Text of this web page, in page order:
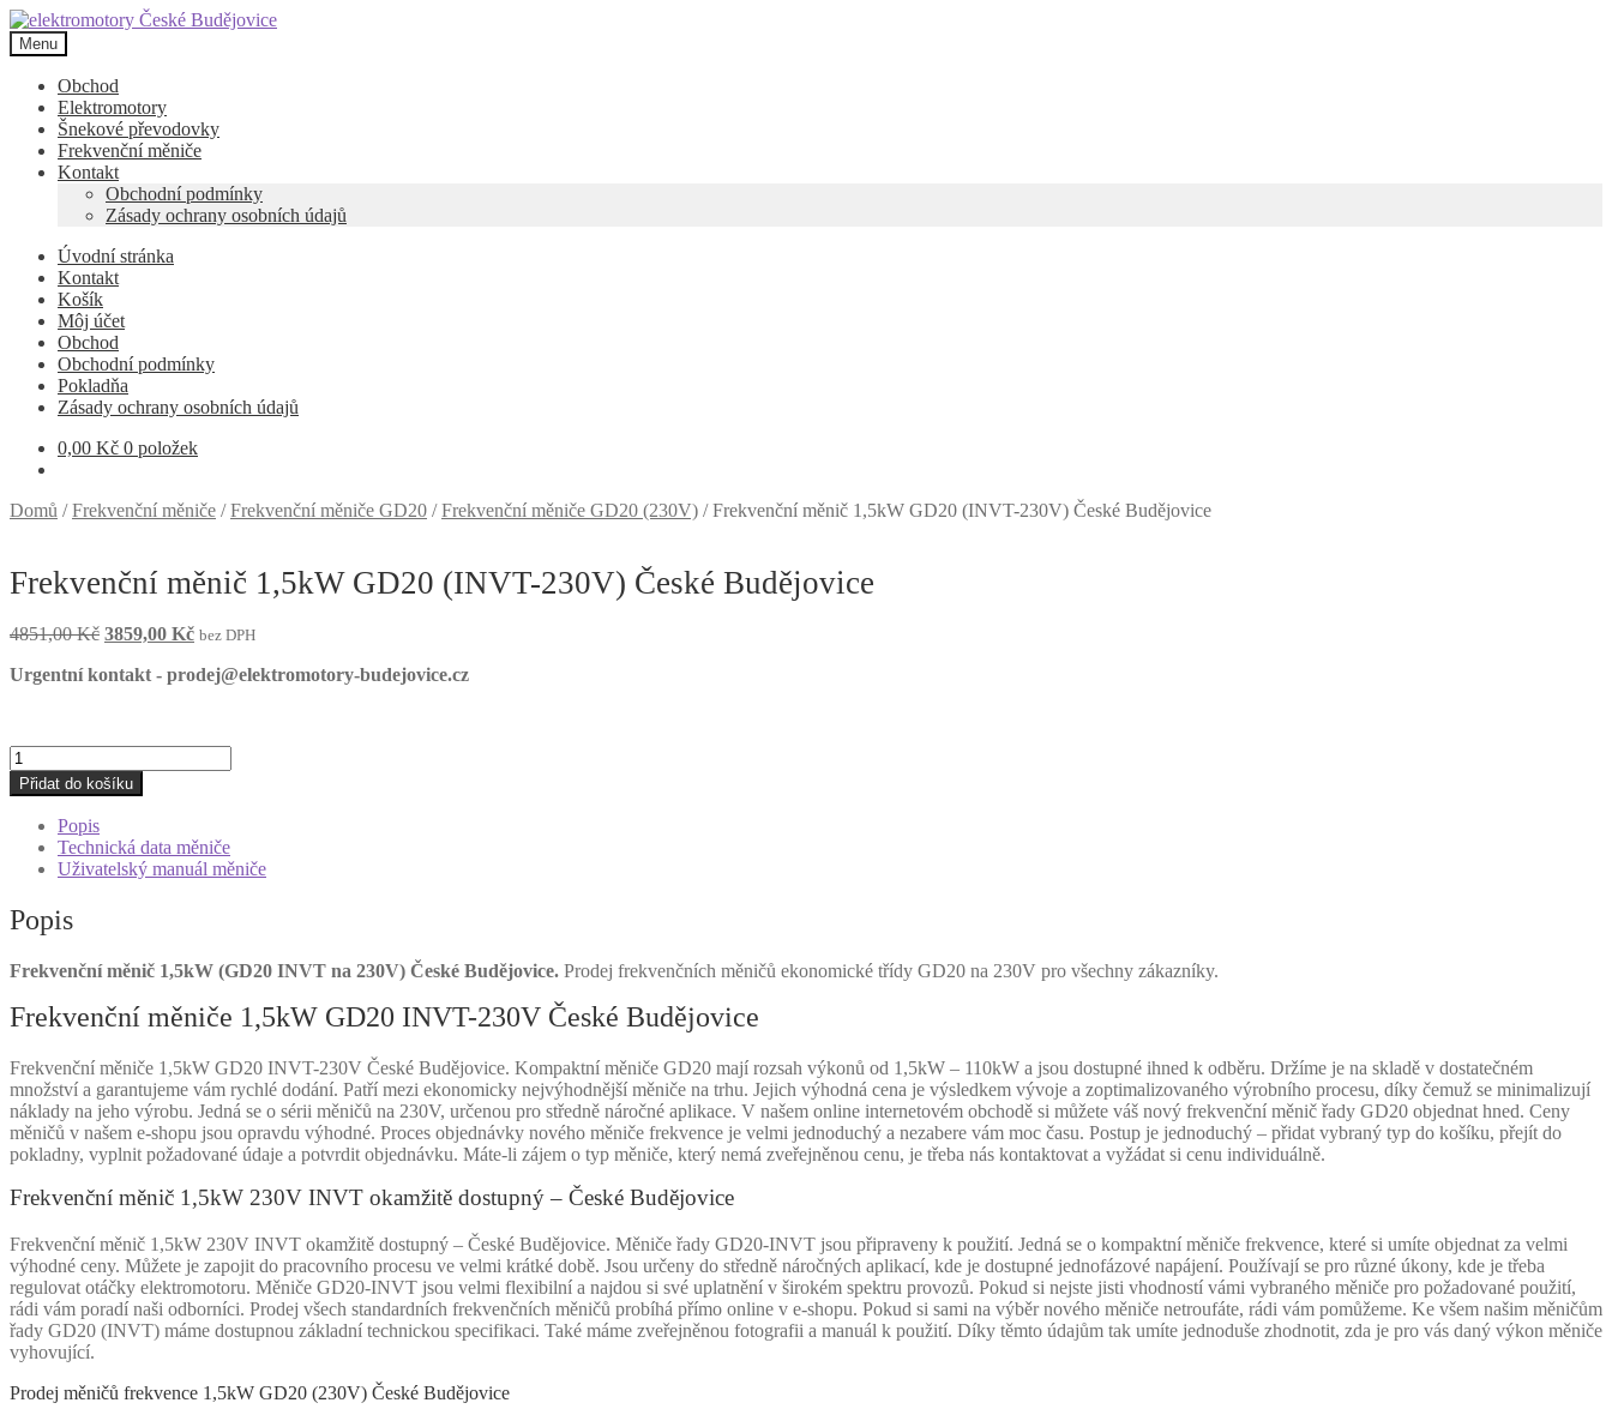
Přeskočit
na
navigaci
Přejít
k
obsahu
webu
Menu
Obchod
Elektromotory
Šnekové převodovky
Frekvenční měniče
Kontakt
Obchodní podmínky
Zásady ochrany osobních údajů
Úvodní stránka
Kontakt
Košík
Môj účet
Obchod
Obchodní podmínky
Pokladňa
Zásady ochrany osobních údajů
0,00 Kč 0 položek
Domů /Frekvenční měniče /Frekvenční měniče GD20 /Frekvenční měniče GD20 (230V) /Frekvenční měnič 1,5kW GD20 (INVT-230V) České Budějovice
Frekvenční měnič 1,5kW GD20 (INVT-230V) České Budějovice
4851,00Kč Původní
byla:
3859,00 KčAktuální
je:
bez DPH
Urgentní kontakt - prodej@elektromotory-budejovice.cz
Frekvenční
měnič
1,5kW
GD20
(INVT-
230V)
Budějovice
množství
Přidat do košíku
Popis
Technická data měniče
Uživatelský manuál měniče
Popis
Frekvenční měnič 1,5kW (GD20 INVT na 230V) České Budějovice. Prodej frekvenčních měničů ekonomické třídy GD20 na 230V pro všechny zákazníky.
Frekvenční měniče 1,5kW GD20 INVT-230V České Budějovice
Frekvenční měniče 1,5kW GD20 INVT-230V České Budějovice. Kompaktní měniče GD20 mají rozsah výkonů od 1,5kW – 110kW a jsou dostupné ihned k odběru. Držíme je na skladě v dostatečném
množství a garantujeme vám rychlé dodání. Patří mezi ekonomicky nejvýhodnější měniče na trhu. Jejich výhodná cena je výsledkem vývoje a zoptimalizovaného výrobního procesu, díky čemuž se minimalizují
náklady na jeho výrobu. Jedná se o sérii měničů na 230V, určenou pro středně náročné aplikace. V našem online internetovém obchodě si můžete váš nový frekvenční měnič řady GD20 objednat hned. Ceny
měničů v našem e-shopu jsou opravdu výhodné. Proces objednávky nového měniče frekvence je velmi jednoduchý a nezabere vám moc času. Postup je jednoduchý – přidat vybraný typ do košíku, přejít do
pokladny, vyplnit požadované údaje a potvrdit objednávku. Máte-li zájem o typ měniče, který nemá zveřejněnou cenu, je třeba nás kontaktovat a vyžádat si cenu individuálně.
Frekvenční měnič 1,5kW 230V INVT okamžitě dostupný – České Budějovice
Frekvenční měnič 1,5kW 230V INVT okamžitě dostupný – České Budějovice. Měniče řady GD20-INVT jsou připraveny k použití. Jedná se o kompaktní měniče frekvence, které si umíte objednat za velmi
výhodné ceny. Můžete je zapojit do pracovního procesu ve velmi krátké době. Jsou určeny do středně náročných aplikací, kde je dostupné jednofázové napájení. Používají se pro různé úkony, kde je třeba
regulovat otáčky elektromotoru. Měniče GD20-INVT jsou velmi flexibilní a najdou si své uplatnění v širokém spektru provozů. Pokud si nejste jisti vhodností vámi vybraného měniče pro požadované použití,
rádi vám poradí naši odborníci. Prodej všech standardních frekvenčních měničů probíhá přímo online v e-shopu. Pokud si sami na výběr nového měniče netroufáte, rádi vám pomůžeme. Ke všem našim měničům
řady GD20 (INVT) máme dostupnou základní technickou specifikaci. Také máme zveřejněnou fotografii a manuál k použití. Díky těmto údajům tak umíte jednoduše zhodnotit, zda je pro vás daný výkon měniče
vyhovující.
Prodej měničů frekvence 1,5kW GD20 (230V) České Budějovice